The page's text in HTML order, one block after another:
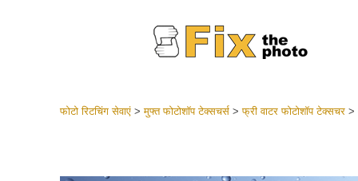
फोटो रिटचिंग सेवाएं>मुफ्त फोटोशॉप टेक्सचर्स>फ्री वाटर फोटोशॉप टेक्सचर>